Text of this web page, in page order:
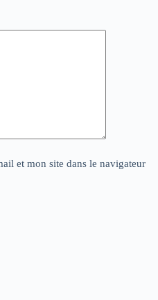
et mon site dans le navigateur